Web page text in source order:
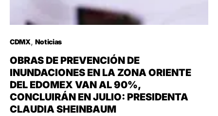
CDMX Noticias
OBRAS DE PREVENCIÓN DE
INUNDACIONES EN LA ZONA ORIENTE
DEL EDOMEX VAN AL 90%,
CONCLUIRÁN EN JULIO: PRESIDENTA
CLAUDIA SHEINBAUM